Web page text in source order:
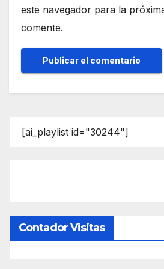
este navegador para la
comente.
[ai_playlist id="30244"]
Contador Visitas